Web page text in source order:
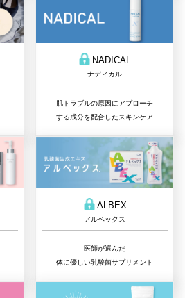
NADICAL
ナディカル
肌トラブルの原因にアプローチ
する成分を配合したスキンケア
ALBEX
アルベックス
医師が選んだ
体に優しい乳酸菌サプリメント